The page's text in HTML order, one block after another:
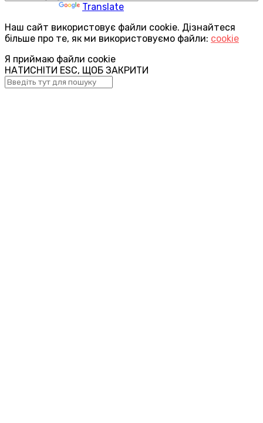
Translate
Наш сайт використовує файли cookie. Дізнайтеся
більше про те, як ми використовуємо файли: cookie
Я приймаю файли cookie
НАТИСНІТИ ESC, ЩОБ ЗАКРИТИ